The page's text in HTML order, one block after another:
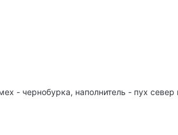
- чернобурка, наполнитель - пух север